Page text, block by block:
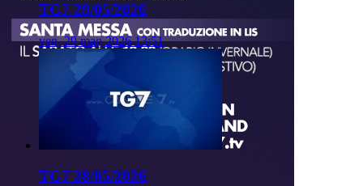
TG7 29/05/2026
ven, 29 mag 2026 13:51
TG7 28/05/2026